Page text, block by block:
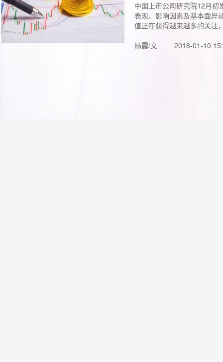
中国上市公司研究院12月初
表现、影响因素及基本面异
值正在获得越来越多的关注
杨霞/文
2018-01-10